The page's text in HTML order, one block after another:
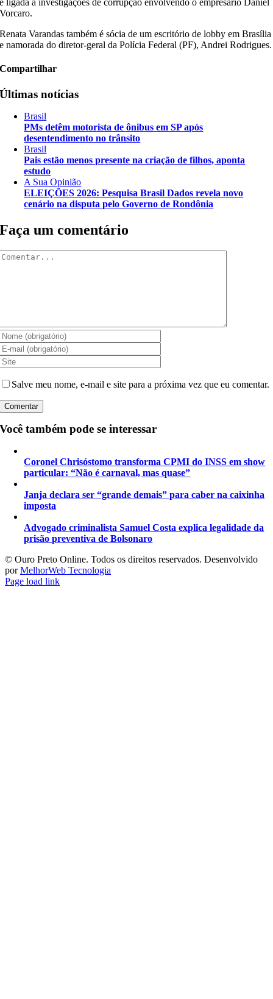
é ligada a investigações de corrupção envolvendo o empresário Daniel
Vorcaro.
Renata Varandas também é sócia de um escritório de lobby em Brasília
e namorada do diretor-geral da Polícia Federal (PF), Andrei Rodrigues.
Compartilhar
Últimas notícias
Brasil
PMs detêm motorista de ônibus em SP após
desentendimento no trânsito
Brasil
Pais estão menos presente na criação de filhos, aponta
estudo
A Sua Opinião
ELEIÇÕES 2026: Pesquisa Brasil Dados revela novo
cenário na disputa pelo Governo de Rondônia
Faça um comentário
Salve meu nome, e-mail e site para a próxima vez que eu comentar.
Você também pode se interessar
Coronel Chrisóstomo transforma CPMI do INSS em show
particular: “Não é carnaval, mas quase”
Janja declara ser “grande demais” para caber na caixinha
imposta
Advogado criminalista Samuel Costa explica legalidade da
prisão preventiva de Bolsonaro
©️ Ouro Preto Online. Todos os direitos reservados. Desenvolvido
porMelhorWeb Tecnologia
Page load link